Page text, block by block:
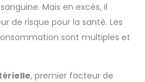
Mais en excès, il
de risque pour la santé. Les
sont multiples et
, premier facteur de